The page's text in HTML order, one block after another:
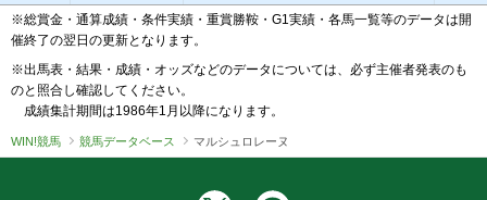
※総賞金・通算成績・条件実績・重賞勝鞍・G1実績・各馬一覧等のデータは開
催終了の翌日の更新となります。
※出馬表・結果・成績・オッズなどのデータについては、必ず主催者発表のも
のと照合し確認してください。
成績集計期間は1986年1月以降になります。
WIN!競馬 競馬データベース マルシュロレーヌ